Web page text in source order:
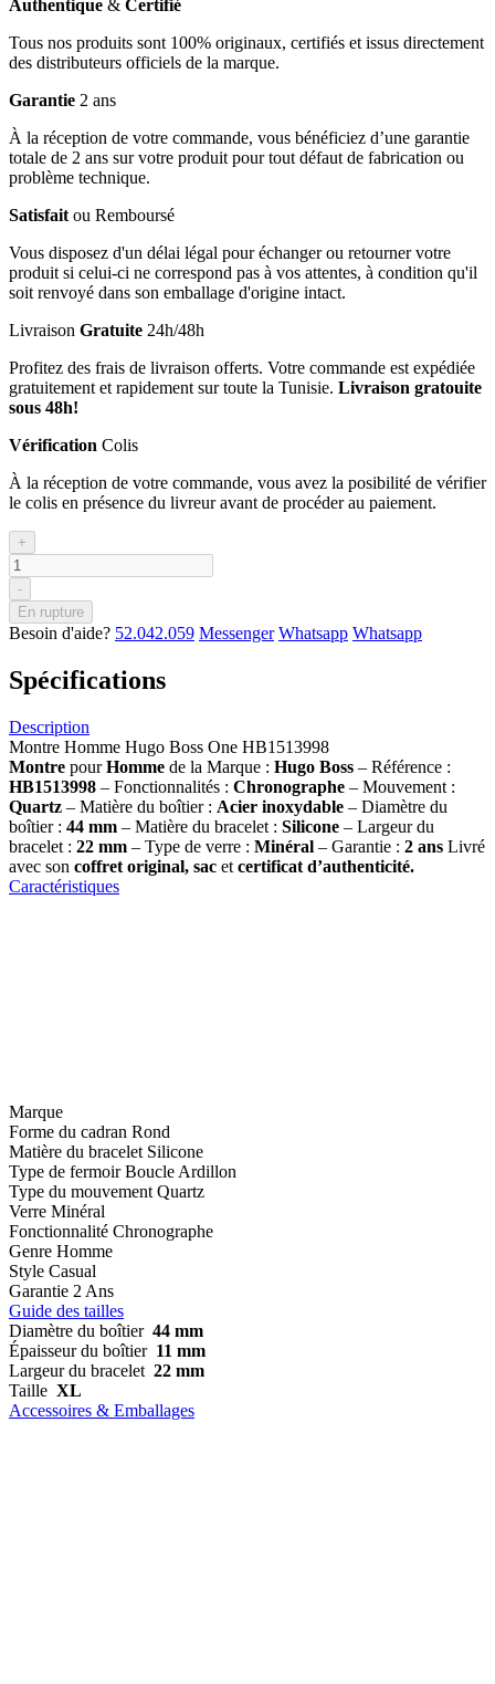
Authentique & Certifié
Tous nos produits sont 100% originaux, certifiés et issus directement
des distributeurs officiels de la marque.
Garantie 2 ans
À la réception de votre commande, vous bénéficiez d’une garantie
totale de 2 ans sur votre produit pour tout défaut de fabrication ou
problème technique.
Satisfait ou Remboursé
Vous disposez d'un délai légal pour échanger ou retourner votre
produit si celui-ci ne correspond pas à vos attentes, à condition qu'il
soit renvoyé dans son emballage d'origine intact.
Livraison Gratuite 24h/48h
Profitez des frais de livraison offerts. Votre commande est expédiée
gratuitement et rapidement sur toute la Tunisie. Livraison gratouite
sous 48h!
Vérification Colis
À la réception de votre commande, vous avez la posibilité de vérifier
le colis en présence du livreur avant de procéder au paiement.
+
-
En rupture
Besoin d'aide? 52.042.059 Messenger Whatsapp Whatsapp
Spécifications
Description
Montre Homme Hugo Boss One HB1513998
Montre pourHomme de la Marque : Hugo Boss – Référence :
HB1513998 – Fonctionnalités : Chronographe – Mouvement :
Quartz – Matière du boîtier : Acier inoxydable – Diamètre du
boîtier : 44 mm – Matière du bracelet : Silicone – Largeur du
bracelet : 22 mm – Type de verre : Minéral – Garantie : 2 ans Livré
avec son coffret original, sac et certificat d’authenticité.
Caractéristiques
Marque
Forme du cadran Rond
Matière du bracelet Silicone
Type de fermoir Boucle Ardillon
Type du mouvement Quartz
Verre Minéral
Fonctionnalité Chronographe
Genre Homme
Style Casual
Garantie 2 Ans
Guide des tailles
Diamètre du boîtier 44 mm
Épaisseur du boîtier 11 mm
Largeur du bracelet 22 mm
Taille XL
Accessoires & Emballages